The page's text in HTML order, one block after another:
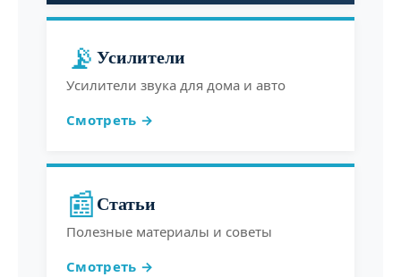
📡 Усилители
Усилители звука для дома и авто
Смотреть →
📰Статьи
Полезные материалы и советы
Смотреть →